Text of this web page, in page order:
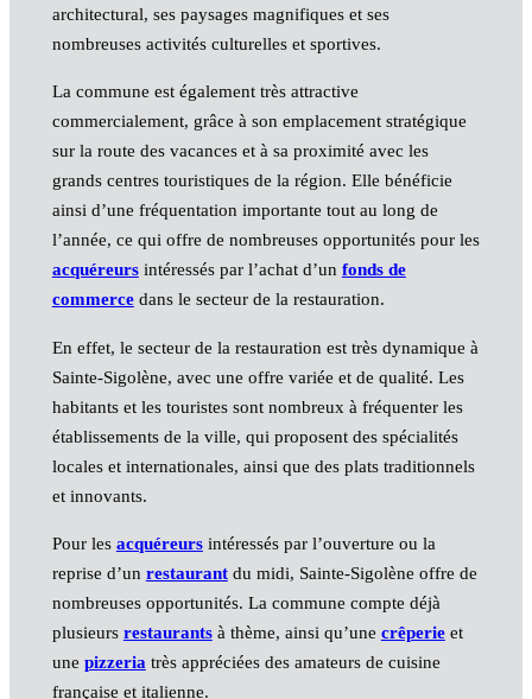
architectural, ses paysages magnifiques et ses
nombreuses activités culturelles et sportives.
La commune est également très attractive
commercialement, grâce à son emplacement stratégique
sur la route des vacances et à sa proximité avec les
grands centres touristiques de la région. Elle bénéficie
ainsi d’une fréquentation importante tout au long de
l’année, ce qui offre de nombreuses opportunités pour les
acquéreursintéressés par l’achat d’un fonds de
commercedans le secteur de la restauration.
En effet, le secteur de la restauration est très dynamique à
Sainte-Sigolène, avec une offre variée et de qualité. Les
habitants et les touristes sont nombreux à fréquenter les
établissements de la ville, qui proposent des spécialités
locales et internationales, ainsi que des plats traditionnels
et innovants.
Pour les acquéreursintéressés par l’ouverture ou la
reprise d’un restaurantdu midi, Sainte-Sigolène offre de
nombreuses opportunités. La commune compte déjà
plusieurs restaurantsà thème, ainsi qu’une crêperieet
une pizzeria très appréciées des amateurs de cuisine
française et italienne.